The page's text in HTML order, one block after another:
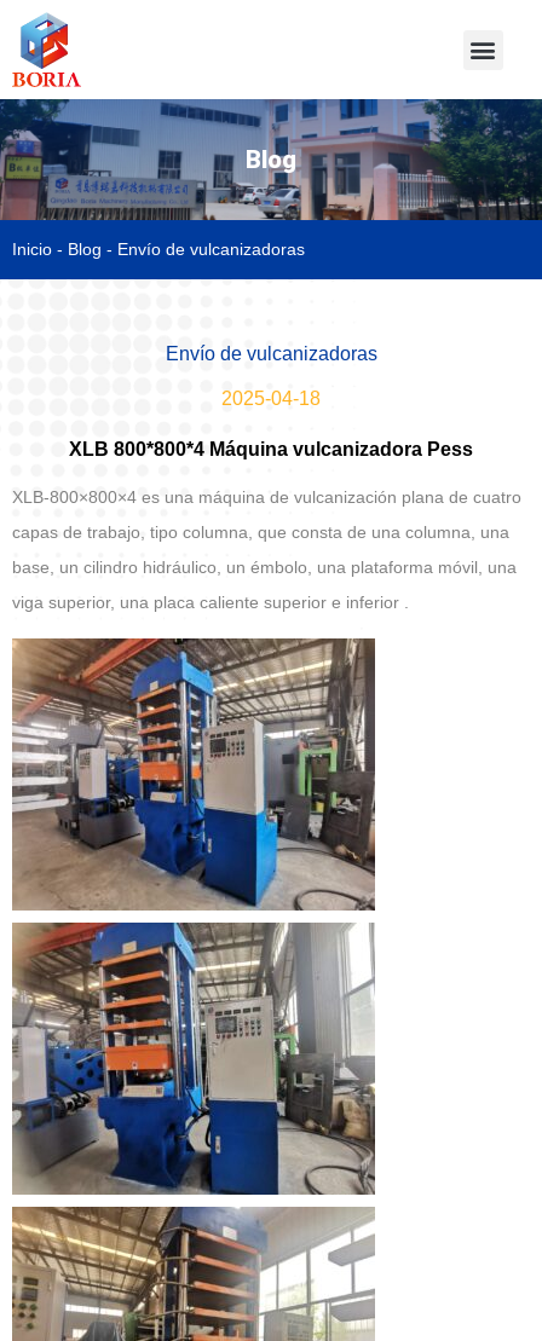
Blog
Inicio - Blog - Envío de vulcanizadoras
Envío de vulcanizadoras
2025-04-18
XLB 800*800*4 Máquina vulcanizadora Pess
XLB-800×800×4 es una máquina de vulcanización plana de cuatro
capas de trabajo, tipo columna, que consta de una columna, una
base, un cilindro hidráulico, un émbolo, una plataforma móvil, una
viga superior, una placa caliente superior e inferior .